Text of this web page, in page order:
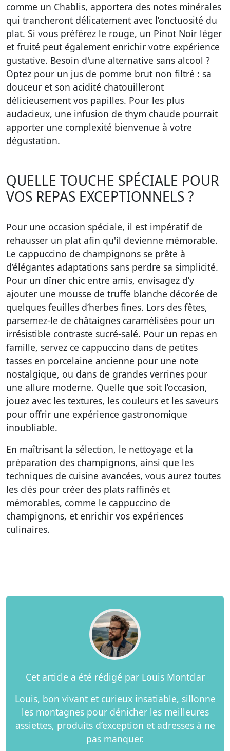
comme un Chablis, apportera des notes minérales
qui trancheront délicatement avec l’onctuosité du
plat. Si vous préférez le rouge, un Pinot Noir léger
et fruité peut également enrichir votre expérience
gustative. Besoin d'une alternative sans alcool ?
Optez pour un jus de pomme brut non filtré : sa
douceur et son acidité chatouilleront
délicieusement vos papilles. Pour les plus
audacieux, une infusion de thym chaude pourrait
apporter une complexité bienvenue à votre
dégustation.
QUELLE TOUCHE SPÉCIALE POUR
VOS REPAS EXCEPTIONNELS ?
Pour une occasion spéciale, il est impératif de
rehausser un plat afin qu'il devienne mémorable.
Le cappuccino de champignons se prête à
d’élégantes adaptations sans perdre sa simplicité.
Pour un dîner chic entre amis, envisagez d’y
ajouter une mousse de truffe blanche décorée de
quelques feuilles d’herbes fines. Lors des fêtes,
parsemez-le de châtaignes caramélisées pour un
irrésistible contraste sucré-salé. Pour un repas en
famille, servez ce cappuccino dans de petites
tasses en porcelaine ancienne pour une note
nostalgique, ou dans de grandes verrines pour
une allure moderne. Quelle que soit l’occasion,
jouez avec les textures, les couleurs et les saveurs
pour offrir une expérience gastronomique
inoubliable.
En maîtrisant la sélection, le nettoyage et la
préparation des champignons, ainsi que les
techniques de cuisine avancées, vous aurez toutes
les clés pour créer des plats raffinés et
mémorables, comme le cappuccino de
champignons, et enrichir vos expériences
culinaires.
Cet article a été rédigé par Louis Montclar
Louis, bon vivant et curieux insatiable, sillonne
les montagnes pour dénicher les meilleures
assiettes, produits d’exception et adresses à ne
pas manquer.